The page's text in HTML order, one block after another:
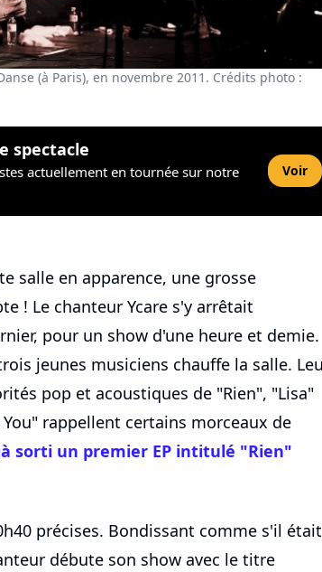
(à Paris), en novembre 2011. Crédits photo :
spectacle
actuellement en tournée sur notre
Voir
salle en apparence, une grosse
! Le chanteur Ycare s'y arrêtait
pour un show d'une heure et demie.
jeunes musiciens chauffe la salle.
pop et acoustiques de "Rien", "Lisa"
rappellent certains morceaux de
sorti un premier EP intitulé "Rien"
précises. Bondissant comme s'il était
débute son show avec le titre